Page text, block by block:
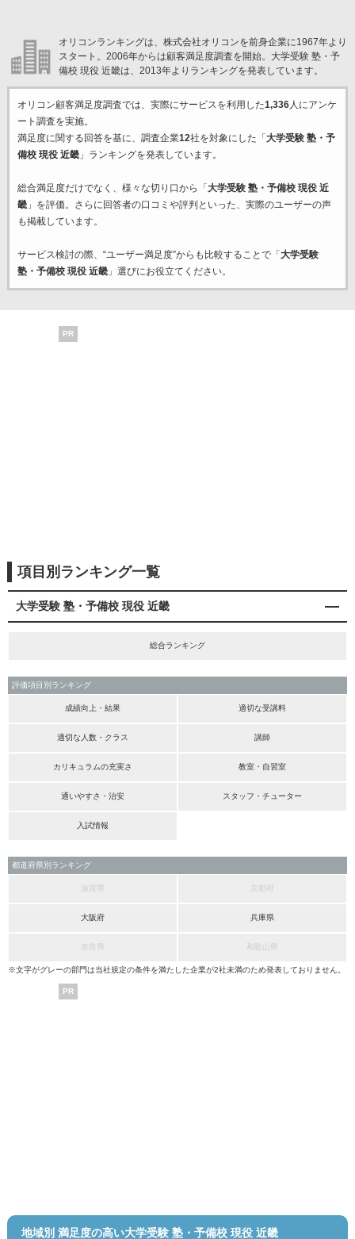
オリコンランキングは、株式会社オリコンを前身企業に1967年より
スタート。2006年からは顧客満足度調査を開始。大学受験 塾・予
備校 現役 近畿は、2013年よりランキングを発表しています。
オリコン顧客満足度調査では、実際にサービスを利用した1,336人にアンケ
ート調査を実施。
満足度に関する回答を基に、調査企業12社を対象にした「 大学受験 塾・予
備校 現役 近畿」ランキングを発表しています。
総合満足度だけでなく、様々な切り口から「 大学受験 塾・予備校 現役 近
畿」を評価。さらに回答者の口コミや評判といった、実際のユーザーの声
も掲載しています。
サービス検討の際、“ユーザー満足度”からも比較することで「 大学受験
塾・予備校 現役 近畿」選びにお役立てください。
PR
項目別ランキング一覧
大学受験 塾・予備校 現役 近畿
総合ランキング
評価項目別ランキング
成績向上・結果 適切な受講料
適切な人数・クラス 講師
カリキュラムの充実さ 教室・自習室
通いやすさ・治安 スタッフ・チューター
入試情報
都道府県別ランキング
滋賀県 京都府
大阪府 兵庫県
奈良県 和歌山県
※文字がグレーの部門は当社規定の条件を満たした企業が2社未満のため発表しておりません。
PR
地域別 満足度の高い大学受験 塾・予備校 現役 近畿